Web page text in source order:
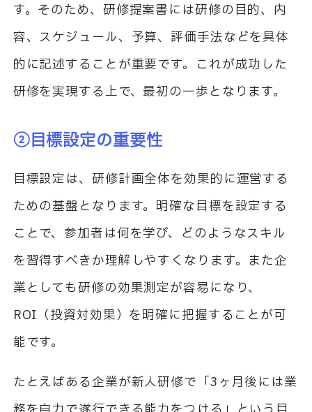
す。そのため、研修提案書には研修の目的、内
容、スケジュール、予算、評価手法などを具体
的に記述することが重要です。これが成功した
研修を実現する上で、最初の一歩となります。
②目標設定の重要性
目標設定は、研修計画全体を効果的に運営する
ための基盤となります。明確な目標を設定する
ことで、参加者は何を学び、どのようなスキル
を習得すべきか理解しやすくなります。また企
業としても研修の効果測定が容易になり、
ROI（投資対効果）を明確に把握することが可
能です。
たとえばある企業が新人研修で「3ヶ月後には業